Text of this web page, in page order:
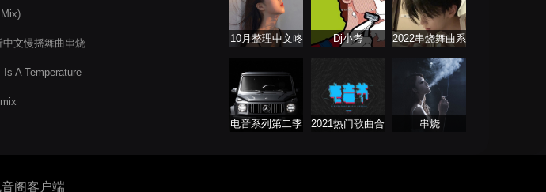
中文慢摇舞曲串烧
A Temperature
10月整理中文咚
Dj小考
2022串烧舞曲系
电音系列第二季
2021热门歌曲合
串烧
阁客户端